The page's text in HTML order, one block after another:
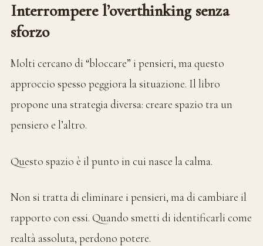
Interrompere l’overthinking senza
sforzo
Molti cercano di “bloccare” i pensieri, ma questo
approccio spesso peggiora la situazione. Il libro
propone una strategia diversa: creare spazio tra un
pensiero e l’altro.
Questo spazio è il punto in cui nasce la calma.
Non si tratta di eliminare i pensieri, ma di cambiare il
rapporto con essi. Quando smetti di identificarli come
realtà assoluta, perdono potere.